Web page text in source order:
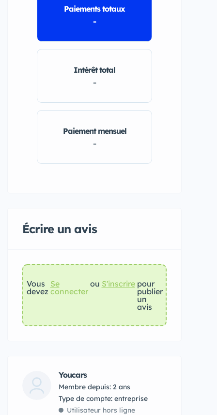
Paiement mensuel
-
Intérêt total
-
Paiements totaux
-
Écrire un avis
Vous
devez
Se
connecter
ou S'inscrire pour
publier
un
avis
Youcars
Membre depuis: 2 ans
type de compte: entreprise
Utilisateur hors ligne